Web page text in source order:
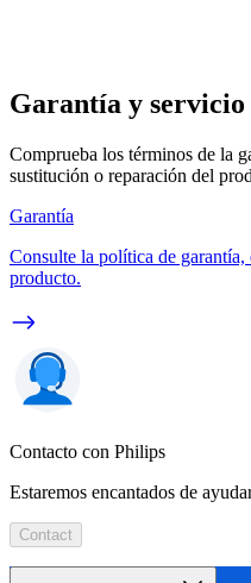
Garantía y servicio
Comprueba los términos de la
sustitución o reparación del
Garantía
Consulte la política de
producto.
Contacto con Philips
Estaremos encantados de
Contact